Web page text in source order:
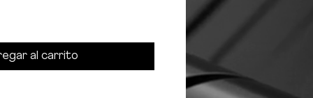
al carrito